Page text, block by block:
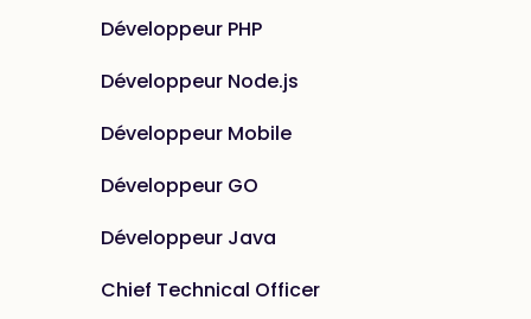
Développeur PHP
Développeur Node.js
Développeur Mobile
Développeur GO
Développeur Java
Chief Technical Officer